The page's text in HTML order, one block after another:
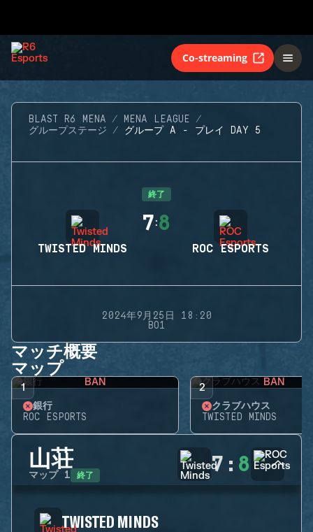
Co-streaming
BLAST R6 MENA
MENA LEAGUE
グループステージ
グループ A - プレイ DAY 5
終了
TWISTED MINDS
7:8
ROC ESPORTS
2024年9月25日 18:20
BO1
マッチ概要
マップ
1 BAN
銀行
ROC ESPORTS
2 BAN
クラブハウス
TWISTED MINDS
山荘
マップ 1 終了 7 : 8
TWISTED MINDS